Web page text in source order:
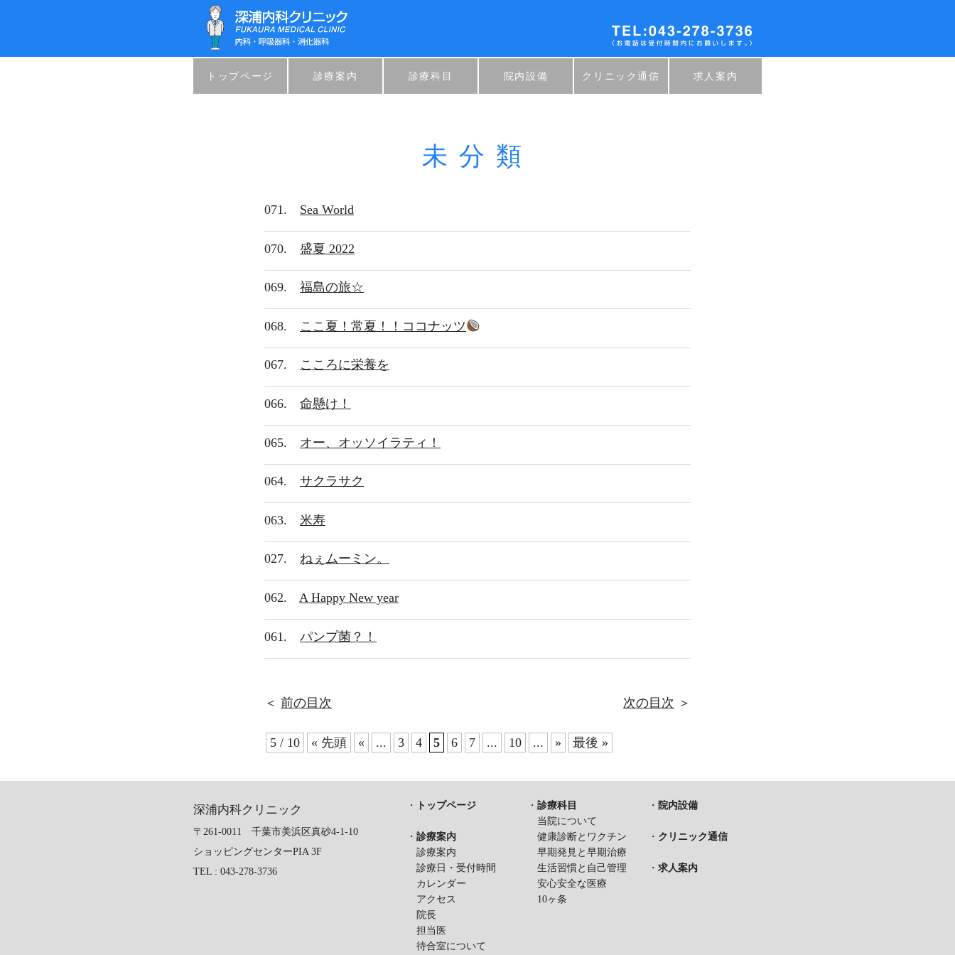
トップページ 診療案内 診療科目 院内設備 クリニック通信 求人案内
未分類
071. Sea World
070. 盛夏 2022
069. 福島の旅☆
068. ここ夏！常夏！！ココナッツ
067. こころに栄養を
066. 命懸け！
065. オー、オッソイラティ！
064. サクラサク
063. 米寿
027. ねぇムーミン。
062. A Happy New year
061. パンプ菌？！
＜ 前の目次 次の目次 ＞
5 / 10 « 先頭 « ... 3 4 5 6 7 ... 10 ... » 最後 »
深浦内科クリニック
〒261-0011 千葉市美浜区真砂4-1-10
ショッピングセンターPIA 3F
TEL : 043-278-3736
・ トップページ
・ 診療案内
診療案内
診療日・受付時間
カレンダー
アクセス
院長
担当医
待合室について
・ 診療科目
当院について
健康診断とワクチン
早期発見と早期治療
生活習慣と自己管理
安心安全な医療
10ヶ条
・ 院内設備
・ クリニック通信
・ 求人案内